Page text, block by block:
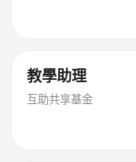
教學助理
互助共享基金